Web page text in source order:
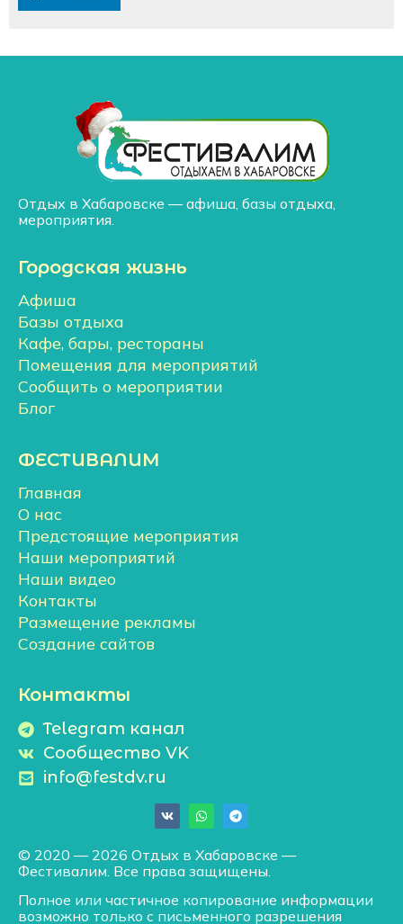
Отдых в Хабаровске — афиша, базы отдыха,
мероприятия.
Городская жизнь
Афиша
Базы отдыха
Кафе, бары, рестораны
Помещения для мероприятий
Сообщить о мероприятии
Блог
ФЕСТИВАЛИМ
Главная
О нас
Предстоящие мероприятия
Наши мероприятий
Наши видео
Контакты
Размещение рекламы
Создание сайтов
Контакты
Telegram канал
Сообщество VK
info@festdv.ru
© 2020 — 2026 Отдых в Хабаровске —
Фестивалим. Все права защищены.
Полное или частичное копирование информации
возможно только с письменного разрешения